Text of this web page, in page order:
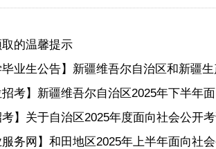
的温馨提示
毕业生公告】新疆维吾尔自治区和新疆
招考】新疆维吾尔自治区2025年下半年
考】关于自治区2025年度面向社会公
服务网】和田地区2025年上半年面向社